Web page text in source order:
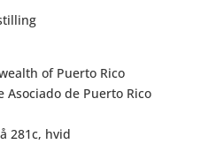
of Puerto Rico
Asociado de Puerto Rico
281c, hvid